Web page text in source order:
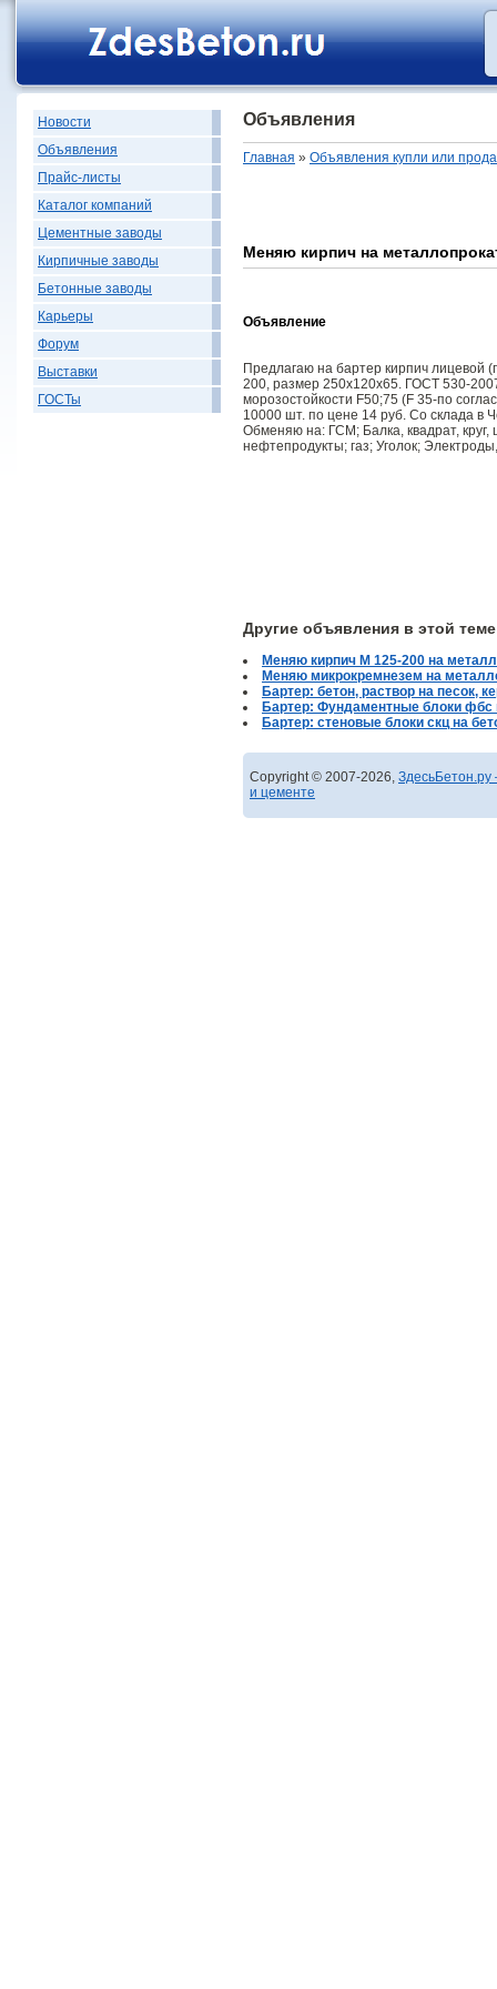
Новости
Объявления
Прайс-листы
Каталог компаний
Цементные заводы
Кирпичные заводы
Бетонные заводы
Карьеры
Форум
Выставки
ГОСТы
Объявления
Главная » Объявления купли или
Меняю кирпич на
Объявление
Предлагаю на бартер кирпич лицевой
200, размер 250х120х65. ГОСТ 530-
морозостойкости F50;75 (F 35-по
10000 шт. по цене 14 руб. Со склада в
Обменяю на: ГСМ; Балка, квадрат,
нефтепродукты; газ; Уголок;
Другие объявления в этой теме
Меняю кирпич М 125-200 на
Меняю микрокремнезем на
Бартер: бетон, раствор на песок,
Бартер: Фундаментные блоки фбс
Бартер: cтеновые блоки скц на
Copyright © 2007-2026,
и цементе